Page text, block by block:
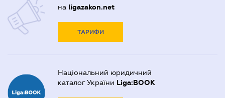
на ligazakon.net
ТАРИФИ
Національний юридичний
каталог України Liga:BOOK